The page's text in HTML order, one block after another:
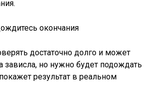
окончания
достаточно долго и может
зависла, но нужно будет подождать
результат в реальном